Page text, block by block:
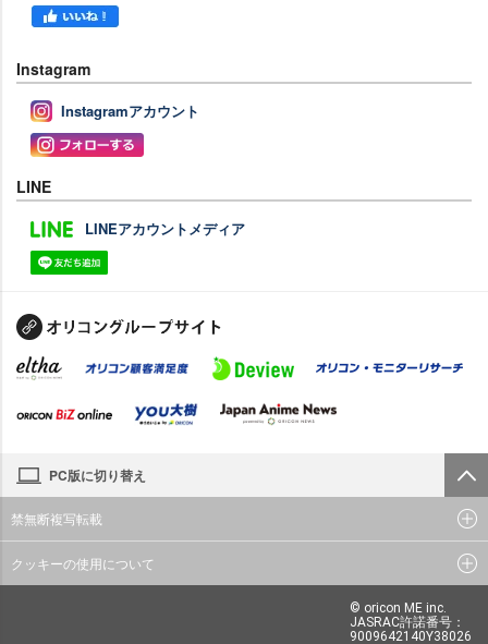
Instagram
Instagramアカウント
LINE
LINEアカウントメディア
PC版に切り替え
禁無断複写転載
クッキーの使用について
© oricon ME inc.
JASRAC許諾番号：
9009642140Y38026